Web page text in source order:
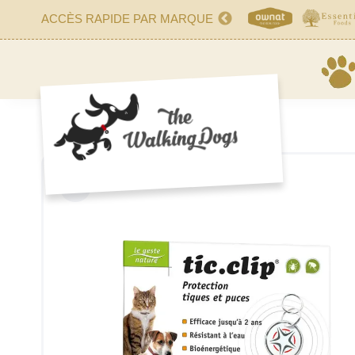
ACCÈS RAPIDE PAR MARQUE